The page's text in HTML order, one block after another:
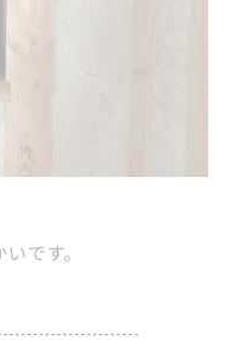
です。